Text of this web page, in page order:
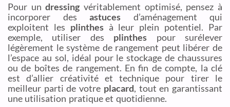
Pour undressing véritablement optimisé, pensez à
incorporer des astuces d’aménagement qui
exploitent les plinthesà leur plein potentiel. Par
exemple, utiliser des plinthes pour surélever
légèrement le système de rangement peut libérer de
l’espace au sol, idéal pour le stockage de chaussures
ou de boîtes de rangement. En fin de compte, la clé
est d’allier créativité et technique pour tirer le
meilleur parti de votre placard, tout en garantissant
une utilisation pratique et quotidienne.